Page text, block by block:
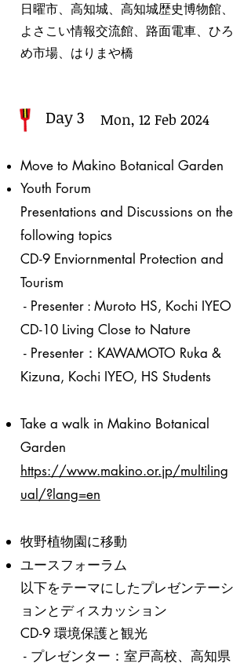
日曜市、高知城、高知城歴史博物館、
よさこい情報交流館、路面電車、ひろ
め市場、はりまや橋
Day 3 Mon, 12 Feb 2024
Move to Makino Botanical Garden
Youth Forum
Presentations and Discussions on the
following topics
CD-9 Enviornmental Protection and
Tourism
- Presenter : Muroto HS, Kochi IYEO
CD-10 Living Close to Nature
- Presenter：KAWAMOTO Ruka &
Kizuna, Kochi IYEO, HS Students
Take a walk in Makino Botanical
Garden
https://www.makino.or.jp/multiling
ual/?lang=en
​牧野植物園に移動
​ユースフォーラム
以下をテーマにしたプレゼンテーシ
ョンとディスカッション
CD-9 環境保護と観光
- プレゼンター：室戸高校、高知県